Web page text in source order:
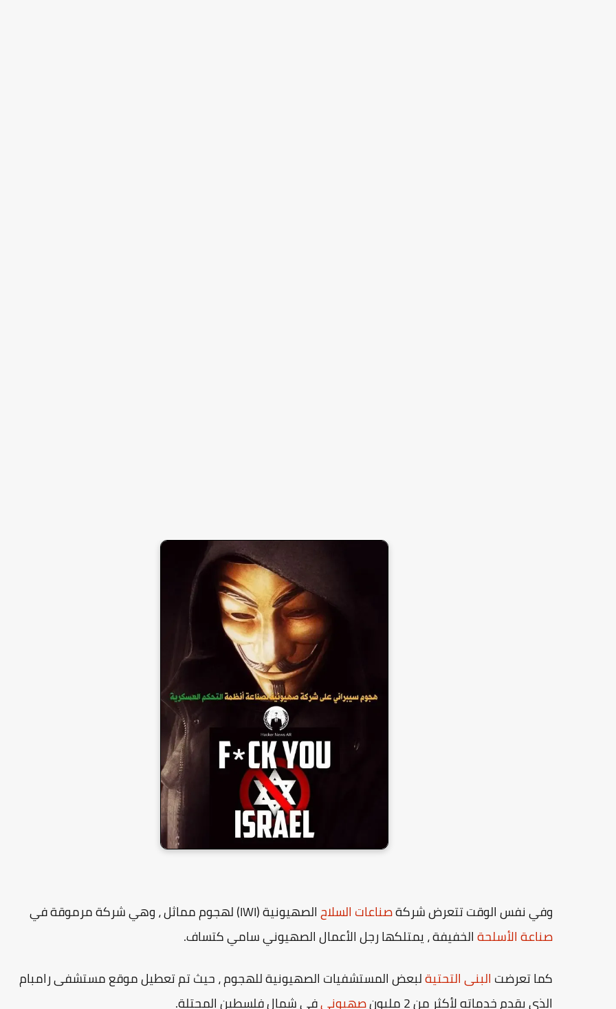
وفي نفس الوقت تتعرض شركةصناعات السلاحالصهيونية (IWI) لهجوم مماثل ، وهي شركة مرموقة في
صناعة الأسلحةالخفيفة ، يمتلكها رجل الأعمال الصهيوني سامي كتساف.
كما تعرضت البنى التحتيةلبعض المستشفيات الصهيونية للهجوم ، حيث تم تعطيل موقع مستشفى رامبام
الذي يقدم خدماته لأكثر من 2 مليون
صهيونيفي شمال فلسطين المحتلة.